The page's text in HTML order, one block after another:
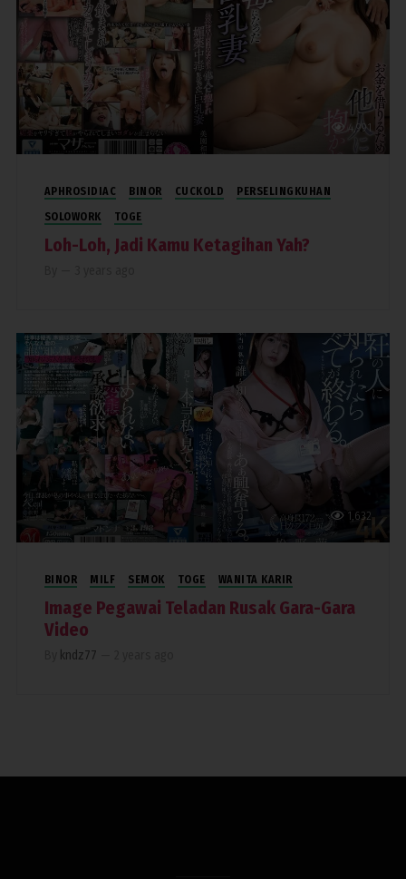
4,991
APHROSIDIAC BINOR CUCKOLD
PERSELINGKUHAN
SOLOWORK
TOGE
Loh-Loh, Jadi Kamu Ketagihan Yah?
1,632
BINOR MILF SEMOK TOGE WANITA KARIR
Image Pegawai Teladan Rusak Gara-Gara
Video
kndz77